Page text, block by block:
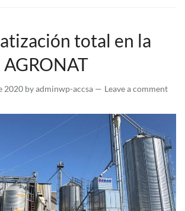
total en la
2020 byadminwp-accsa Leave a comment